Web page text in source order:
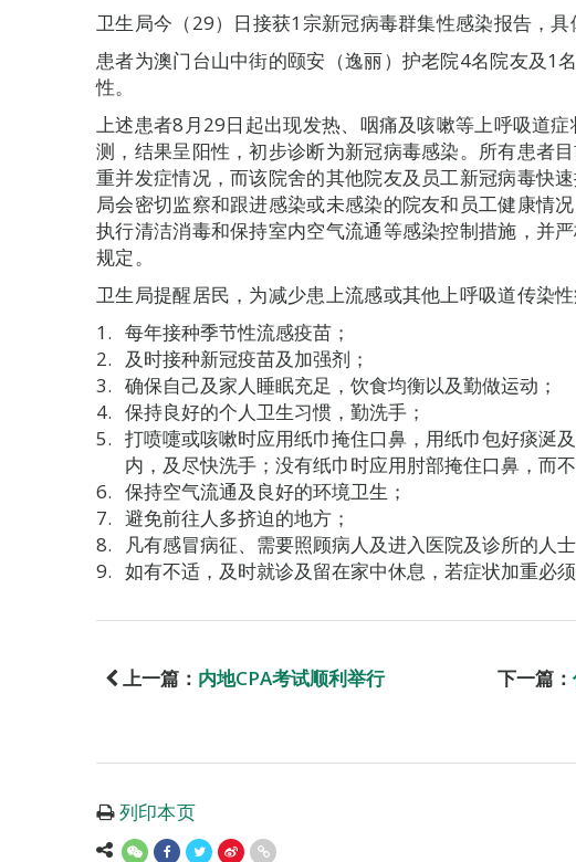
卫生局今（29）日接获1宗新冠病毒群集性感染报告，具
患者为澳门台山中街的颐安（逸丽）护老院4名院友及1
性。
上述患者8月29日起出现发热、咽痛及咳嗽等上呼吸道
测，结果呈阳性，初步诊断为新冠病毒感染。所有患者
重并发症情况，而该院舍的其他院友及员工新冠病毒快
局会密切监察和跟进感染或未感染的院友和员工健康情
执行清洁消毒和保持室内空气流通等感染控制措施，并
规定。
卫生局提醒居民，为减少患上流感或其他上呼吸道传染
每年接种季节性流感疫苗；
及时接种新冠疫苗及加强剂；
确保自己及家人睡眠充足，饮食均衡以及勤做运动；
保持良好的个人卫生习惯，勤洗手；
打喷嚏或咳嗽时应用纸巾掩住口鼻，用纸巾包好痰涎
内，及尽快洗手；没有纸巾时应用肘部掩住口鼻，而
保持空气流通及良好的环境卫生；
避免前往人多挤迫的地方；
凡有感冒病征、需要照顾病人及进入医院及诊所的人
如有不适，及时就诊及留在家中休息，若症状加重必须
上一篇： 内地CPA考试顺利举行 下一篇：
列印本页